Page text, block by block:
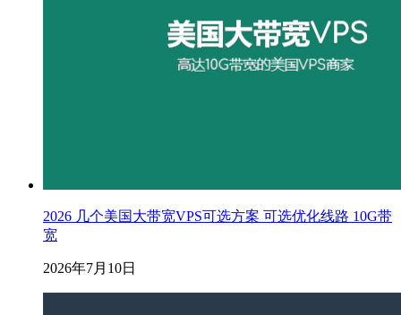
2026 几个美国大带宽VPS可选方案 可选优化线路 10G带
宽
2026年7月10日